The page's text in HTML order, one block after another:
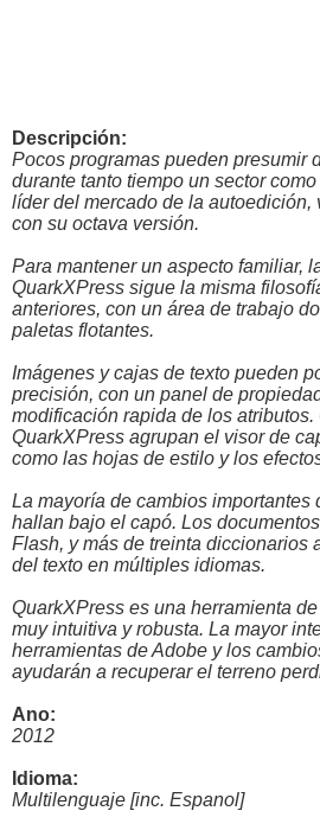
Descripción:
Pocos programas pueden presumir
durante tanto tiempo un sector
líder del mercado de la autoedición,
con su octava versión.
Para mantener un aspecto familiar,
QuarkXPress sigue la misma
anteriores, con un área de trabajo
paletas flotantes.
Imágenes y cajas de texto pueden
precisión, con un panel de
modificación rapida de los atributos.
QuarkXPress agrupan el visor de
como las hojas de estilo y los
La mayoría de cambios importantes
hallan bajo el capó. Los
Flash, y más de treinta diccionarios
del texto en múltiples idiomas.
QuarkXPress es una herramienta
muy intuitiva y robusta. La mayor
herramientas de Adobe y los
ayudarán a recuperar el terreno
Ano:
2012
Idioma:
Multilenguaje [inc. Espanol]